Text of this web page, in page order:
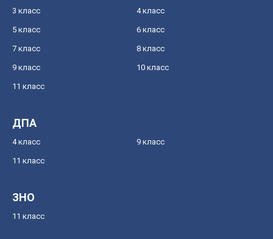
3 класс 4 класс
5 класс 6 класс
7 класс 8 класс
9 класс 10 класс
11 класс
ДПА
4 класс 9 класс
11 класс
ЗНО
11 класс